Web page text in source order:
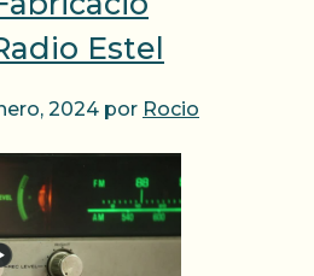
Estel
2024 por Rocio